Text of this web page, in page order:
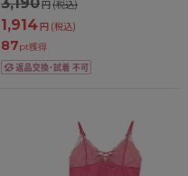
円(税込)
1,914円 (税込)
87pt獲得